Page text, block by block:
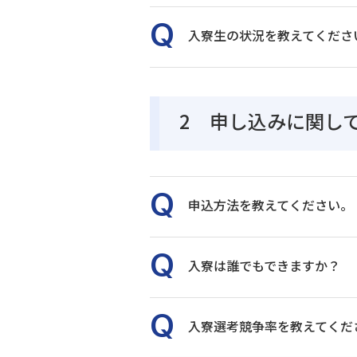
入寮生の状況を教えてくださ
2 申し込みに関し
申込方法を教えてください。
入寮は誰でもできますか？
入寮選考競争率を教えてくだ